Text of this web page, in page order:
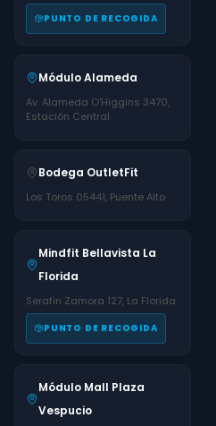
PUNTO DE RECOGIDA
Módulo Alameda
Av. Alameda O'Higgins 3470,
Estación Central
Bodega OutletFit
Los Toros 05441, Puente Alto
Mindfit Bellavista La
Florida
Serafin Zamora 127, La Florida
PUNTO DE RECOGIDA
Módulo Mall Plaza
Vespucio